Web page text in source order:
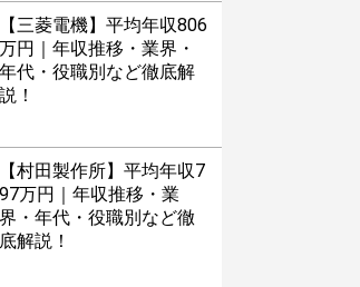
【三菱電機】平均年収806
万円｜年収推移・業界・
年代・役職別など徹底解
説！
【村田製作所】平均年収7
97万円｜年収推移・業
界・年代・役職別など徹
底解説！